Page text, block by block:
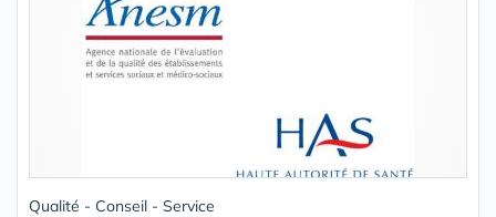
Qualité - Conseil - Service